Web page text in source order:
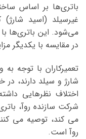
باتری‌ها بر اساس
غیرسیلد (اسید
می‌شود. این باتری‌ها
در مقایسه با یکدیگر
تعمیرکاران با توجه
شارژ و سیلد دارند،
اختلاف نظرهایی
شرکت سازنده روآ،
می کند، توصیه می
روآ است.